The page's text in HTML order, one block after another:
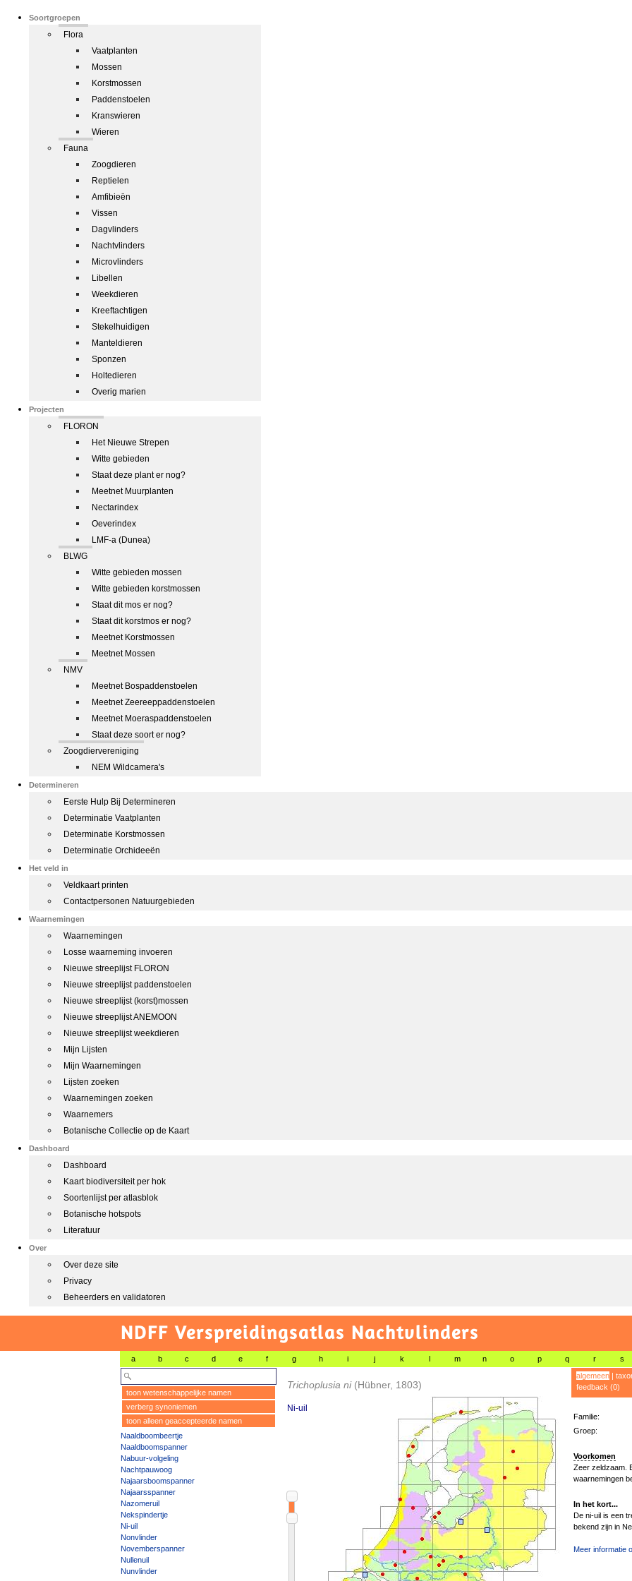
Soortgroepen
Flora
Vaatplanten
Mossen
Korstmossen
Paddenstoelen
Kranswieren
Wieren
Fauna
Zoogdieren
Reptielen
Amfibieën
Vissen
Dagvlinders
Nachtvlinders
Microvlinders
Libellen
Weekdieren
Kreeftachtigen
Stekelhuidigen
Manteldieren
Sponzen
Holtedieren
Overig marien
Projecten
FLORON
Het Nieuwe Strepen
Witte gebieden
Staat deze plant er nog?
Meetnet Muurplanten
Nectarindex
Oeverindex
LMF-a (Dunea)
BLWG
Witte gebieden mossen
Witte gebieden korstmossen
Staat dit mos er nog?
Staat dit korstmos er nog?
Meetnet Korstmossen
Meetnet Mossen
NMV
Meetnet Bospaddenstoelen
Meetnet Zeereeppaddenstoelen
Meetnet Moeraspaddenstoelen
Staat deze soort er nog?
Zoogdiervereniging
NEM Wildcamera's
Determineren
Eerste Hulp Bij Determineren
Determinatie Vaatplanten
Determinatie Korstmossen
Determinatie Orchideeën
Het veld in
Veldkaart printen
Contactpersonen Natuurgebieden
Waarnemingen
Waarnemingen
Losse waarneming invoeren
Nieuwe streeplijst FLORON
Nieuwe streeplijst paddenstoelen
Nieuwe streeplijst (korst)mossen
Nieuwe streeplijst ANEMOON
Nieuwe streeplijst weekdieren
Mijn Lijsten
Mijn Waarnemingen
Lijsten zoeken
Waarnemingen zoeken
Waarnemers
Botanische Collectie op de Kaart
Dashboard
Dashboard
Kaart biodiversiteit per hok
Soortenlijst per atlasblok
Botanische hotspots
Literatuur
Over
Over deze site
Privacy
Beheerders en validatoren
NDFF Verspreidingsatlas Nachtvlinders
a b c d e f g h i j k l m n o p q r s
toon wetenschappelijke namen
verberg synoniemen
toon alleen geaccepteerde namen
Naaldboombeertje
Naaldboomspanner
Nabuur-volgeling
Nachtpauwoog
Najaarsboomspanner
Najaarsspanner
Nazomeruil
Nekspindertje
Ni-uil
Nonvlinder
Novemberspanner
Nullenuil
Nunvlinder
Trichoplusia ni (Hübner, 1803)
Ni-uil
algemeen|
feedback (0)
Familie:
Groep:
Voorkomen
Zeer zeldzaam.
waarnemingen
In het kort...
De ni-uil is een
bekend zijn in
Meer informatie